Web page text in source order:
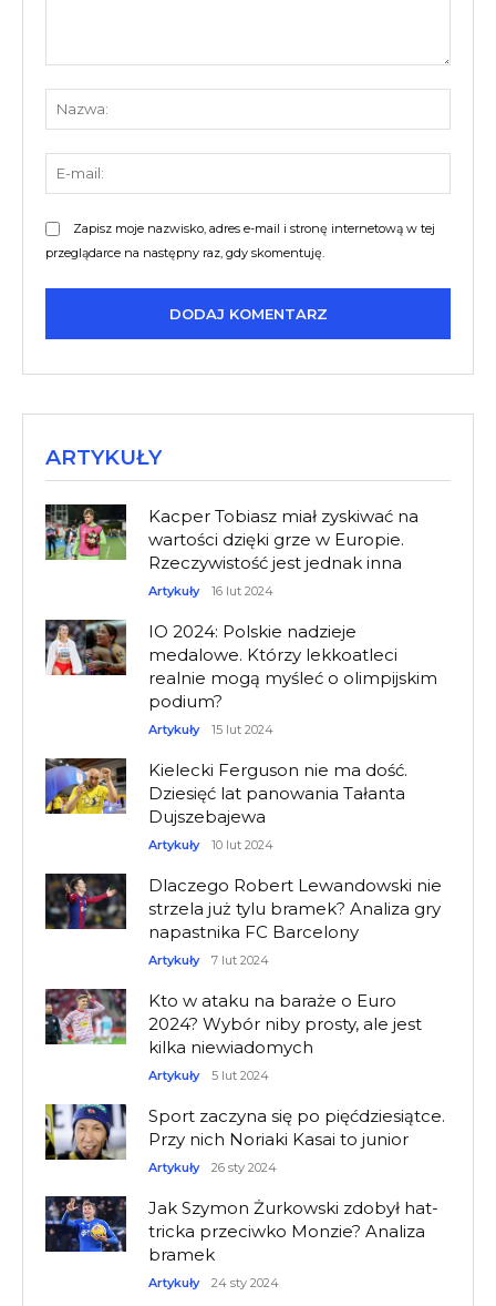
Zapisz moje nazwisko, adres e-mail i stronę internetową w tej
przeglądarce na następny raz, gdy skomentuję.
ARTYKUŁY
Kacper Tobiasz miał zyskiwać na
wartości dzięki grze w Europie.
Rzeczywistość jest jednak inna
Artykuły 16 lut 2024
IO 2024: Polskie nadzieje
medalowe. Którzy lekkoatleci
realnie mogą myśleć o olimpijskim
podium?
Artykuły 15 lut 2024
Kielecki Ferguson nie ma dość.
Dziesięć lat panowania Tałanta
Dujszebajewa
Artykuły 10 lut 2024
Dlaczego Robert Lewandowski nie
strzela już tylu bramek? Analiza gry
napastnika FC Barcelony
Artykuły 7 lut 2024
Kto w ataku na baraże o Euro
2024? Wybór niby prosty, ale jest
kilka niewiadomych
Artykuły 5 lut 2024
Sport zaczyna się po pięćdziesiątce.
Przy nich Noriaki Kasai to junior
Artykuły 26 sty 2024
Jak Szymon Żurkowski zdobył hat-
tricka przeciwko Monzie? Analiza
bramek
Artykuły 24 sty 2024